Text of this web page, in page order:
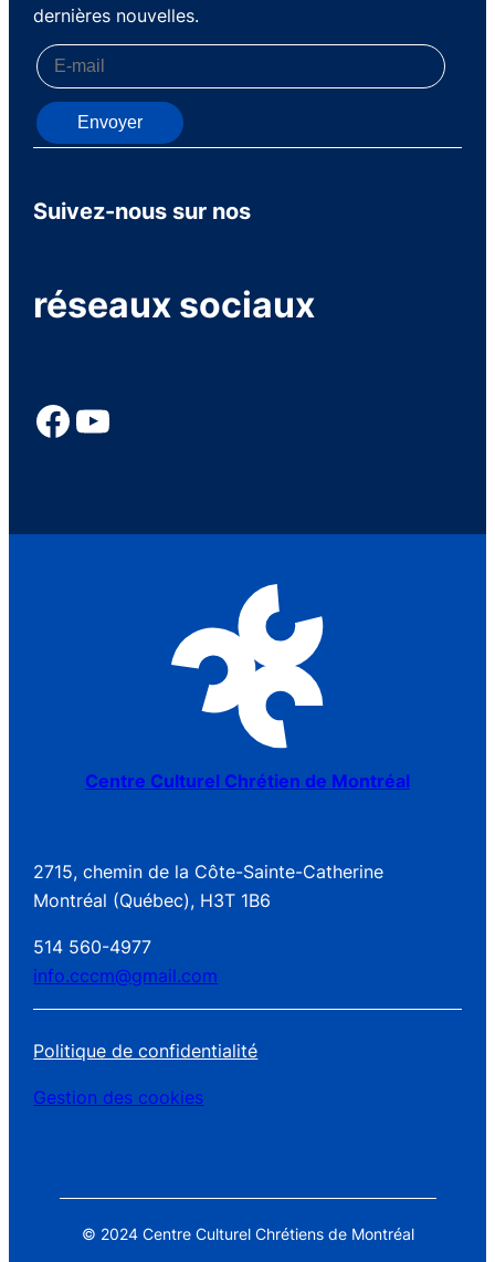
dernières nouvelles.
Envoyer
Suivez-nous sur nos
réseaux sociaux
Centre Culturel Chrétien de Montréal
2715, chemin de la Côte-Sainte-Catherine
Montréal (Québec), H3T 1B6
514 560-4977
info.cccm@gmail.com
Politique de confidentialité
Gestion des cookies
© 2024 Centre Culturel Chrétiens de Montréal